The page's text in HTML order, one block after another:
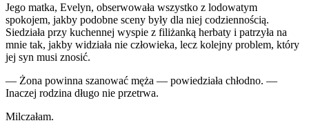
Jego matka, Evelyn, obserwowała wszystko z lodowatym
spokojem, jakby podobne sceny były dla niej codziennością.
Siedziała przy kuchennej wyspie z filiżanką herbaty i patrzyła na
mnie tak, jakby widziała nie człowieka, lecz kolejny problem, który
jej syn musi znosić.
— Żona powinna szanować męża — powiedziała chłodno. —
Inaczej rodzina długo nie przetrwa.
Milczałam.